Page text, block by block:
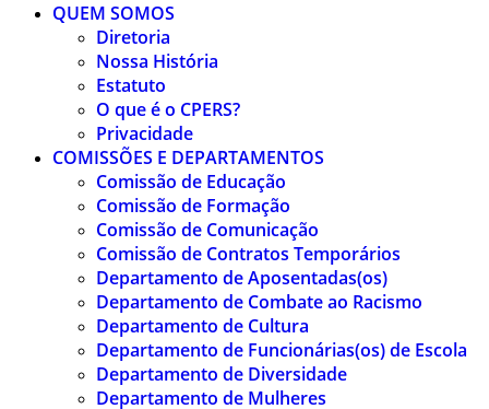
QUEM SOMOS
Diretoria
Nossa História
Estatuto
O que é o CPERS?
Privacidade
COMISSÕES E DEPARTAMENTOS
Comissão de Educação
Comissão de Formação
Comissão de Comunicação
Comissão de Contratos Temporários
Departamento de Aposentadas(os)
Departamento de Combate ao Racismo
Departamento de Cultura
Departamento de Funcionárias(os) de Escola
Departamento de Diversidade
Departamento de Mulheres